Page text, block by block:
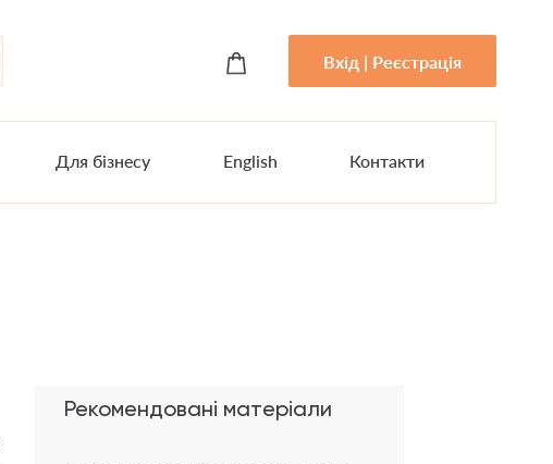
Вхід | Реєстрація
Для бізнесу English Контакти
Рекомендовані матеріали